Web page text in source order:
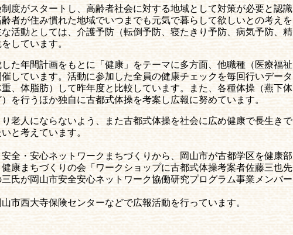
度がスタートし、高齢者社会に対する地域として対策が必要と認識
者が住み慣れた地域でいつまでも元気で暮らして欲しいとの考えを
活動としては、介護予防（転倒予防、寝たきり予防、病気予防、精
しています。
た年間計画をもとに「健康」をテーマに多方面、他職種（医療福祉
しています。活動に参加した全員の健康チェックを毎回行いデータ
、体脂肪）して昨年度と比較しています。また、各種体操（燕下体
を行うほか独自に古都式体操を考案し広報に努めています。
老人にならないよう、また古都式体操を社会に広め健康で長生きで
と考えています。
全・安心ネットワークまちづくりから、岡山市が古都学区を健康部
康まちづくりの会「ワークショップに古都式体操考案者佐藤三也先
氏が岡山市安全安心ネットワーク協働研究プログラム事業メンバー
市西大寺保険センターなどで広報活動を行っています。